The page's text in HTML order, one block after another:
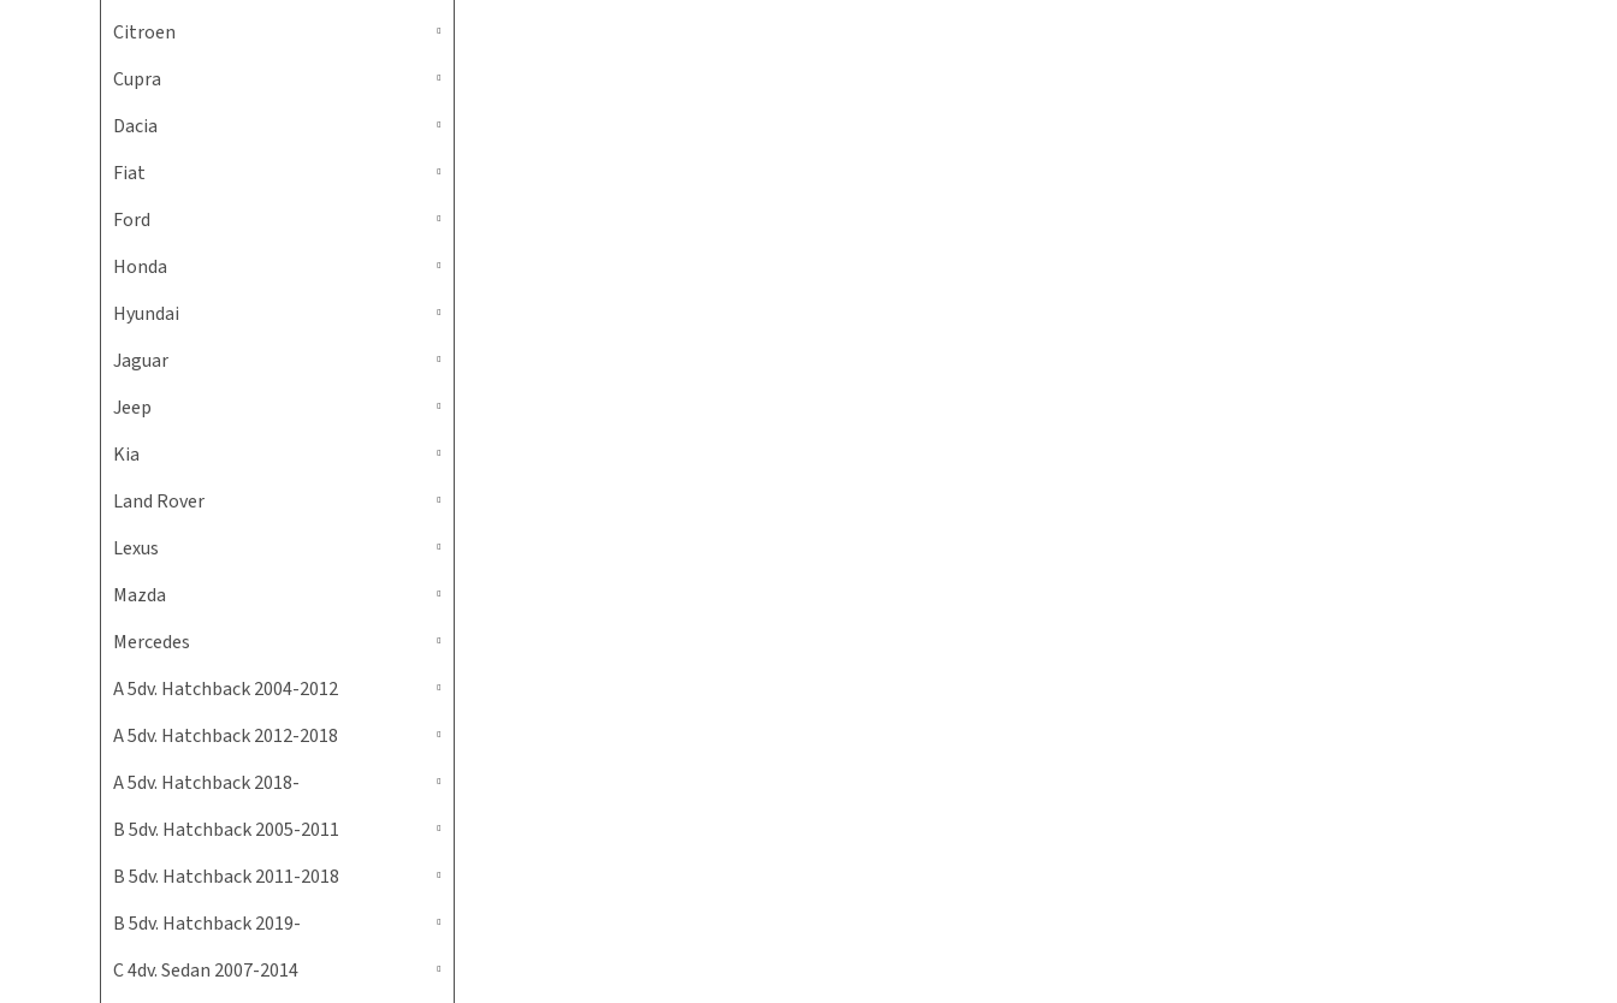
Citroen
Cupra
Dacia
Fiat
Ford
Honda
Hyundai
Jaguar
Jeep
Kia
Land Rover
Lexus
Mazda
Mercedes
A 5dv. Hatchback 2004-2012
A 5dv. Hatchback 2012-2018
A 5dv. Hatchback 2018-
B 5dv. Hatchback 2005-2011
B 5dv. Hatchback 2011-2018
B 5dv. Hatchback 2019-
C 4dv. Sedan 2007-2014